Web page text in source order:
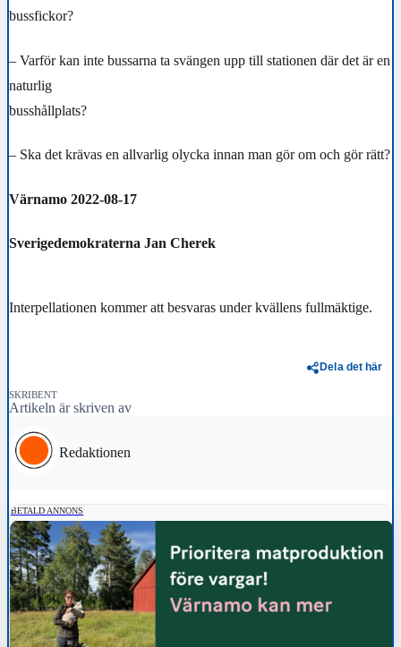
bussfickor?
– Varför kan inte bussarna ta svängen upp till stationen där det är en
naturlig
busshållplats?
– Ska det krävas en allvarlig olycka innan man gör om och gör rätt?
Värnamo 2022-08-17
Sverigedemokraterna Jan Cherek
Interpellationen kommer att besvaras under kvällens fullmäktige.
Dela det här
SKRIBENT
Artikeln är skriven av
Redaktionen
BETALD ANNONS